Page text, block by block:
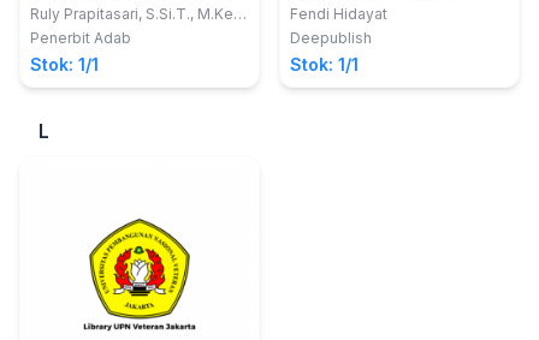
Ruly Prapitasari, S.Si.T., M.Kes,
Nurul Hidayatun Jalilah, S.Si.T.,
Penerbit Adab
Stok: 1/1
Kesehatan
Fendi Hidayat
Deepublish
Stok: 1/1
L